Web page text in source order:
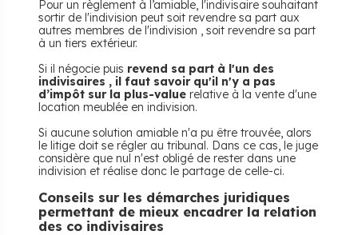
Pour un règlement à l’amiable, l'indivisaire souhaitant
sortir de l'indivision peut soit revendre sa part aux
autres membres de l'indivision , soit revendre sa part
à un tiers extérieur.
Si il négocie puis revend sa part à l'un des
indivisaires , il faut savoir qu'il n'y a pas
d’impôt sur la plus-value relative à la vente d'une
location meublée en indivision.
Si aucune solution amiable n'a pu être trouvée, alors
le litige doit se régler au tribunal. Dans ce cas, le juge
considère que nul n'est obligé de rester dans une
indivision et réalise donc le partage de celle-ci.
Conseils sur les démarches juridiques
permettant de mieux encadrer la relation
des co indivisaires